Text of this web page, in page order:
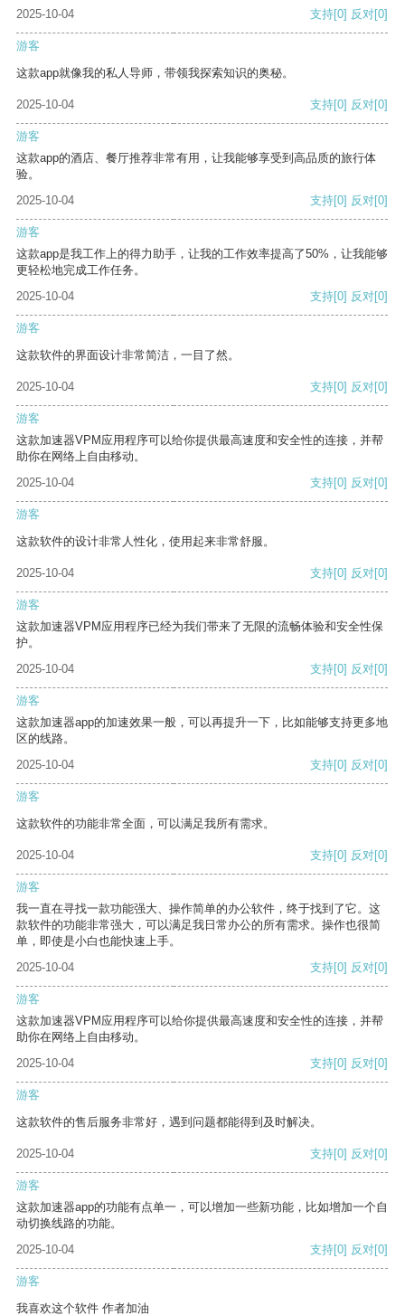
2025-10-04
支持[0] 反对[0]
游客
这款app就像我的私人导师，带领我探索知识的奥秘。
2025-10-04 支持[0] 反对[0]
游客
这款app的酒店、餐厅推荐非常有用，让我能够享受到高品质的旅行体
验。
2025-10-04
支持[0] 反对[0]
游客
这款app是我工作上的得力助手，让我的工作效率提高了50%，让我能够
更轻松地完成工作任务。
2025-10-04
支持[0] 反对[0]
游客
这款软件的界面设计非常简洁，一目了然。
2025-10-04 支持[0] 反对[0]
游客
这款加速器VPM应用程序可以给你提供最高速度和安全性的连接，并帮
助你在网络上自由移动。
2025-10-04
支持[0] 反对[0]
游客
这款软件的设计非常人性化，使用起来非常舒服。
2025-10-04 支持[0] 反对[0]
游客
这款加速器VPM应用程序已经为我们带来了无限的流畅体验和安全性保
护。
2025-10-04
支持[0] 反对[0]
游客
这款加速器app的加速效果一般，可以再提升一下，比如能够支持更多地
区的线路。
2025-10-04
支持[0] 反对[0]
游客
这款软件的功能非常全面，可以满足我所有需求。
2025-10-04 支持[0] 反对[0]
游客
我一直在寻找一款功能强大、操作简单的办公软件，终于找到了它。这
款软件的功能非常强大，可以满足我日常办公的所有需求。操作也很简
单，即使是小白也能快速上手。
2025-10-04
支持[0] 反对[0]
游客
这款加速器VPM应用程序可以给你提供最高速度和安全性的连接，并帮
助你在网络上自由移动。
2025-10-04
支持[0] 反对[0]
游客
这款软件的售后服务非常好，遇到问题都能得到及时解决。
2025-10-04 支持[0] 反对[0]
游客
这款加速器app的功能有点单一，可以增加一些新功能，比如增加一个自
动切换线路的功能。
2025-10-04
支持[0] 反对[0]
游客
我喜欢这个软件 作者加油